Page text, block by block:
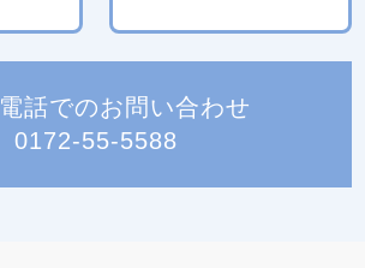
電話でのお問い合わせ
0172-55-5588